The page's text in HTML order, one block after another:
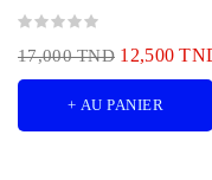
17,000 TND 12,500
+ AU PANIER